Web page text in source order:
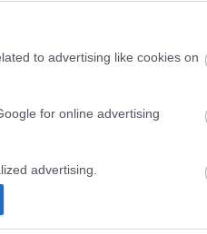
to advertising like cookies on
for online advertising
advertising.
to analytics like cookies on